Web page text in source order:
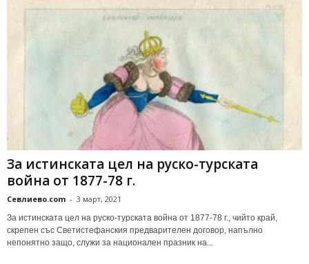
За истинската цел на руско-турската
война от 1877-78 г.
Севлиево.com - 3 март, 2021
За истинската цел на руско-турската война от 1877-78 г., чийто край,
скрепен със Светистефанския предварителен договор, напълно
непонятно защо, служи за национален празник на...